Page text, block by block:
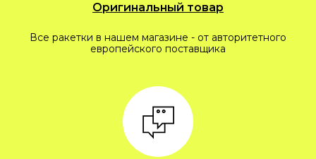
Оригинальный товар
Все ракетки в нашем магазине - от авторитетного
европейского поставщика